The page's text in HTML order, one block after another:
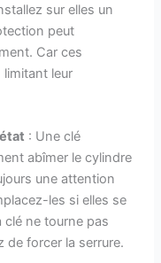
sur elles un
peut
Car ces
limitant leur
: Une clé
abîmer le cylindre
une attention
les si elles se
clé ne tourne pas
de forcer la serrure.